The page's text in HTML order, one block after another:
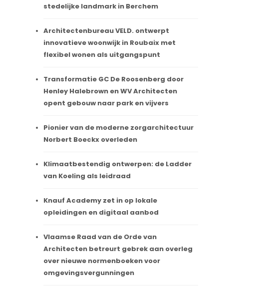
stedelijke landmark in Berchem
Architectenbureau VELD. ontwerpt
innovatieve woonwijk in Roubaix met
flexibel wonen als uitgangspunt
Transformatie GC De Roosenberg door
Henley Halebrown en WV Architecten
opent gebouw naar park en vijvers
Pionier van de moderne zorgarchitectuur
Norbert Boeckx overleden
Klimaatbestendig ontwerpen: de Ladder
van Koeling als leidraad
Knauf Academy zet in op lokale
opleidingen en digitaal aanbod
Vlaamse Raad van de Orde van
Architecten betreurt gebrek aan overleg
over nieuwe normenboeken voor
omgevingsvergunningen